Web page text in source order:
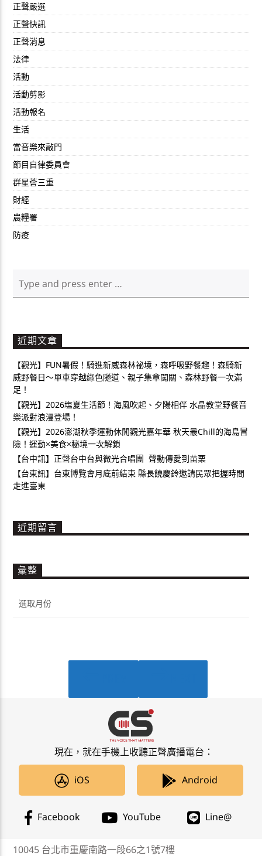
正聲嚴選
正聲快訊
正聲消息
法律
活動
活動剪影
活動報名
生活
當音樂來敲門
節目自律委員會
群星薈三重
財經
農糧署
防疫
近期文章
【觀光】FUN暑假！騎進新威森林祕境，森呼吸野餐趣！森騎新
威野餐日～單車穿越綠色隧道、親子集章闖關、森林野餐一次滿
足！
【觀光】2026塩夏生活節！海風吹起、夕陽相伴 水晶教堂野餐音
樂派對浪漫登場！
【觀光】2026澎湖秋季運動休閒觀光嘉年華 秋天最Chill的海島冒
險！運動×美食×秘境一次解鎖
【台中訊】正聲台中台與微光合唱團 聲動傳愛到苗栗
【台東訊】台東博覽會月底前結束 縣長饒慶鈴邀請民眾把握時間
走進臺東
近期留言
彙整
整
現在，就在手機上收聽正聲廣播電台：
iOS Android
Facebook YouTube Line@
10045 台北市重慶南路一段66之1號7樓